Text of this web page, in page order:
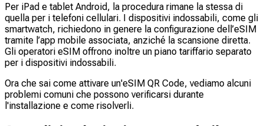
Per iPad e tablet Android, la procedura rimane la stessa di
quella per i telefoni cellulari. I dispositivi indossabili, come gli
smartwatch, richiedono in genere la configurazione dell’eSIM
tramite l’app mobile associata, anziché la scansione diretta.
Gli operatori eSIM offrono inoltre un piano tariffario separato
per i dispositivi indossabili.
Ora che sai come attivare un'eSIM QR Code, vediamo alcuni
problemi comuni che possono verificarsi durante
l'installazione e come risolverli.